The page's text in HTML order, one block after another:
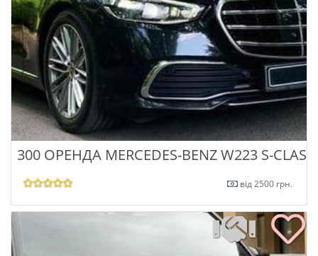
300 ОРЕНДА MERCEDES-BENZ W223 S-
від 2500 грн.